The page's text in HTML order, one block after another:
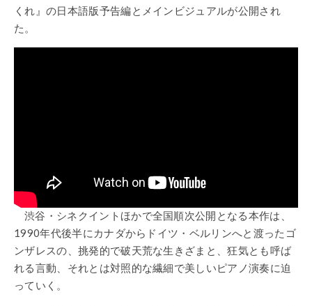
くれ』の日本語版予告編とメインビジュアルが公開され
た。
渋谷・シネクイントほかで全国順次公開となる本作は、
1990年代後半にカナダからドイツ・ベルリンへと渡ったゴ
ンザレスの、挑発的で破天荒な生きざまと、狂気とも呼ば
れる言動、それとは対照的な繊細で美しいピアノ演奏に迫
っていく。